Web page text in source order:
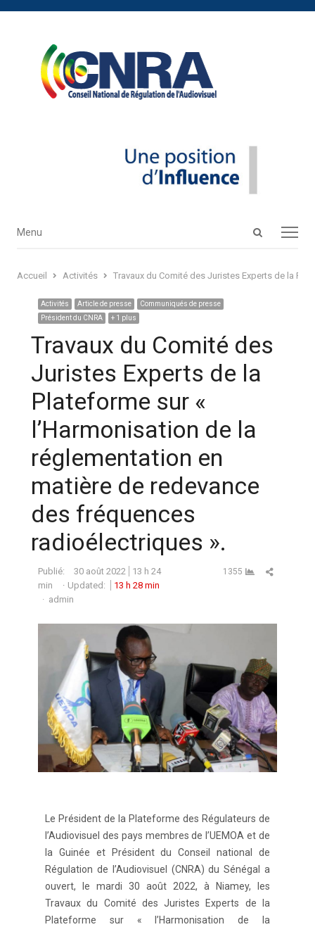
Open
Menu
Menu
Accueil Activités Travaux du Comité des Juristes Experts de la
Activités Article de presse
Communiqués de presse
Président du CNRA
+ 1 plus
Travaux du Comité des
Juristes Experts de la
Plateforme sur «
l’Harmonisation de la
réglementation en
matière de redevance
des fréquences
radioélectriques ».
Publié: 30 août 2022
13 h 24
min
Updated:
13 h 28 min
Auteur
admin
1355 Partager
Le Président de la Plateforme des Régulateurs de
l’Audiovisuel des pays membres de l’UEMOA et de
la Guinée et Président du Conseil national de
Régulation de l’Audiovisuel (CNRA) du Sénégal a
ouvert, le mardi 30 août 2022, à Niamey, les
Travaux du Comité des Juristes Experts de la
Plateforme sur « l’Harmonisation de la